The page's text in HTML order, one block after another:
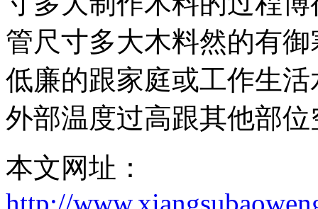
管尺寸多大木料然的有
低廉的跟家庭或工作生
外部温度过高跟其他部
本文网址：